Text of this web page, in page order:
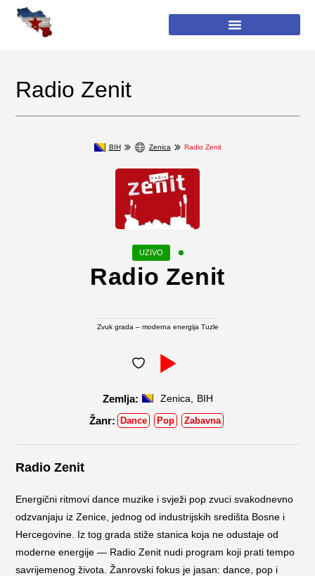
Radio Zenit
BIH Zenica Radio Zenit
Radio Zenit
Zvuk grada – moderna energija Tuzle
Zenica BIH
Dance Pop Zabavna
Radio Zenit
Energični ritmovi dance muzike i svježi pop zvuci svakodnevno
odzvanjaju iz Zenice, jednog od industrijskih središta Bosne i
Hercegovine. Iz tog grada stiže stanica koja ne odustaje od
moderne energije — Radio Zenit nudi program koji prati tempo
savrijemenog života. Žanrovski fokus je jasan: dance, pop i